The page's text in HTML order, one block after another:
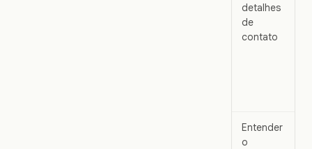
detalhes
de
contato
Entender
o